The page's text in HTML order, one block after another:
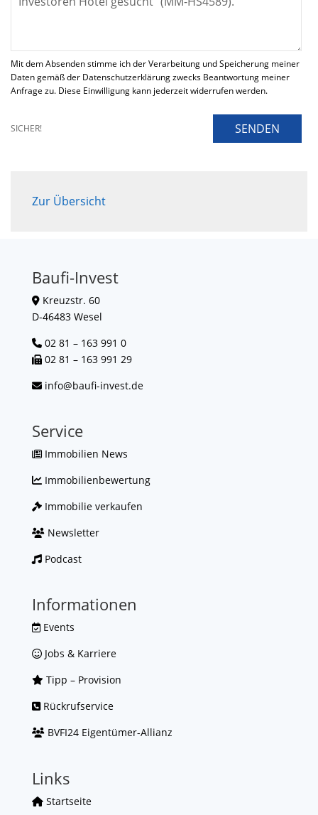
Mit dem Absenden stimme ich der Verarbeitung und Speicherung meiner
Daten gemäß der Datenschutzerklärung zwecks Beantwortung meiner
Anfrage zu. Diese Einwilligung kann jederzeit widerrufen werden.
SICHER! SENDEN
Zur Übersicht
Baufi-Invest
Kreuzstr. 60
D-46483 Wesel
02 81 – 163 991 0
02 81 – 163 991 29
info@baufi-invest.de
Service
Immobilien News
Immobilienbewertung
Immobilie verkaufen
Newsletter
Podcast
Informationen
Events
Jobs & Karriere
Tipp – Provision
Rückrufservice
BVFI24 Eigentümer-Allianz
Links
Startseite